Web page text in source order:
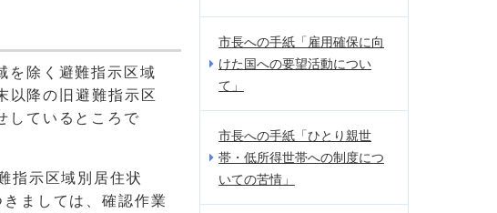
を除く避難指示区域
降の旧避難指示区
しているところで
指示区域別居住状
ましては、確認作業
市長への手紙「雇用確保に向
けた国への要望活動につい
て」
市長への手紙「ひとり親世
帯・低所得世帯への制度につ
いての苦情」